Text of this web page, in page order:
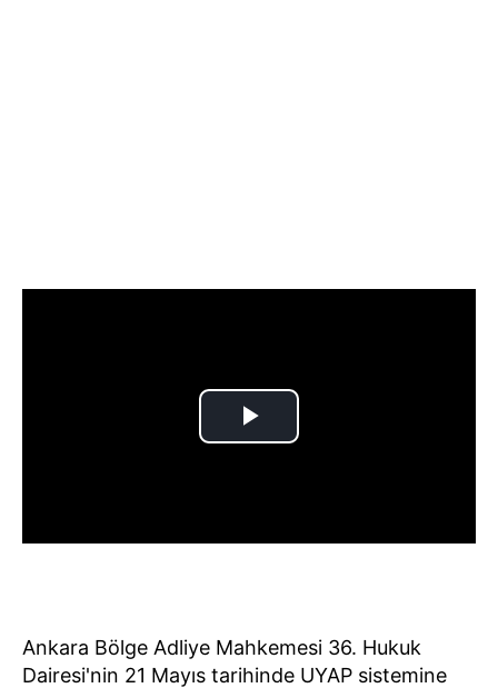
Ankara Bölge Adliye Mahkemesi 36. Hukuk
Dairesi'nin 21 Mayıs tarihinde UYAP sistemine